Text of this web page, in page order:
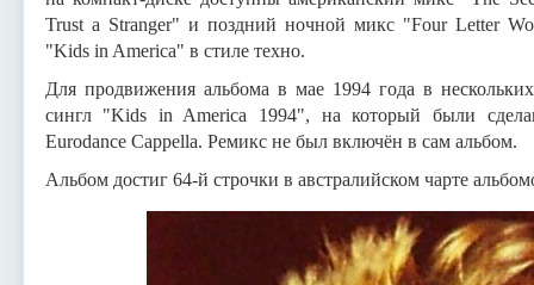
Trust a Stranger" и поздний ночной микс "Four Letter
"Kids in America" в стиле техно.
Для продвижения альбома в мае 1994 года в
сингл "Kids in America 1994", на который были
Eurodance Cappella. Ремикс не был включён в сам альбом.
Альбом достиг 64-й строчки в австралийском чарте